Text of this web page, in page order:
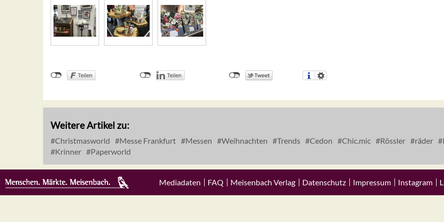
Weitere Artikel zu:
Christmasworld Messe Frankfurt Messen Weihnachten Trends Cedon Chic.mic Rössler räder
Krinner
Paperworld
Mediadaten FAQ Meisenbach Verlag Datenschutz Impressum Instagram